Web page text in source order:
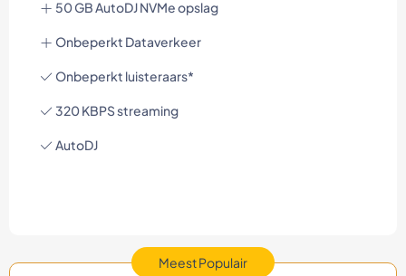
50 GB AutoDJ NVMe opslag
Onbeperkt Dataverkeer
Onbeperkt luisteraars*
320 KBPS streaming
AutoDJ
Meest Populair